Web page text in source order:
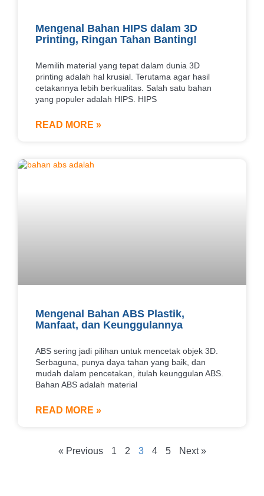
Mengenal Bahan HIPS dalam 3D
Printing, Ringan Tahan Banting!
Memilih material yang tepat dalam dunia 3D
printing adalah hal krusial. Terutama agar hasil
cetakannya lebih berkualitas. Salah satu bahan
yang populer adalah HIPS. HIPS
READ MORE »
Mengenal Bahan ABS Plastik,
Manfaat, dan Keunggulannya
ABS sering jadi pilihan untuk mencetak objek 3D.
Serbaguna, punya daya tahan yang baik, dan
mudah dalam pencetakan, itulah keunggulan ABS.
Bahan ABS adalah material
READ MORE »
« Previous 1 2 3 4 5 Next »